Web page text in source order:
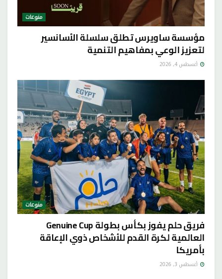
منوعات
مؤسسة ساويرس تطلق سلسلة الأسانسير
لتعزيز الوعي بمفاهيم التنمية
أغسطس 4, 2026
منوعات
فريق حلم يفوز بكأس بطولة Genuine Cup
العالمية لكرة القدم للأشخاص ذوي الإعاقة
بأمريكا
أغسطس 3, 2026